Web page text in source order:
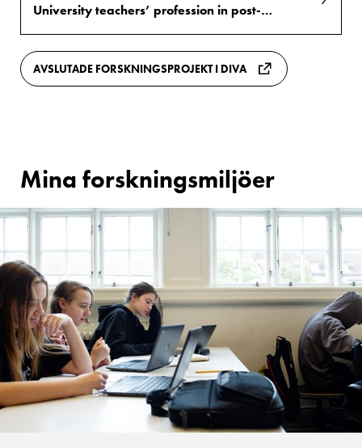
University teachers’ profession in post-pandemic hybrid higher education teaching and learning environment
AVSLUTADE FORSKNINGSPROJEKT I DIVA
Mina forskningsmiljöer